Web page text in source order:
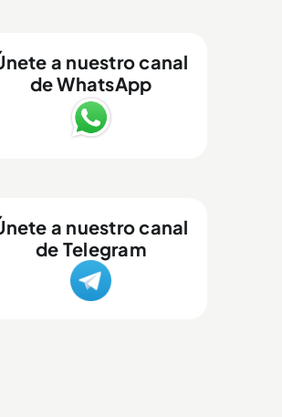
a nuestro canal
de WhatsApp
a nuestro canal
de Telegram